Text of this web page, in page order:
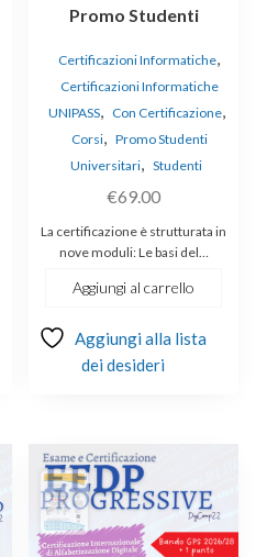
Promo Studenti
Certificazioni Informatiche,
Certificazioni Informatiche
UNIPASS, Con Certificazione,
Corsi, Promo Studenti
Universitari, Studenti
€69.00
La certificazione è strutturata in
nove moduli: Le basi del…
Aggiungi al carrello
Aggiungi alla lista
dei desideri